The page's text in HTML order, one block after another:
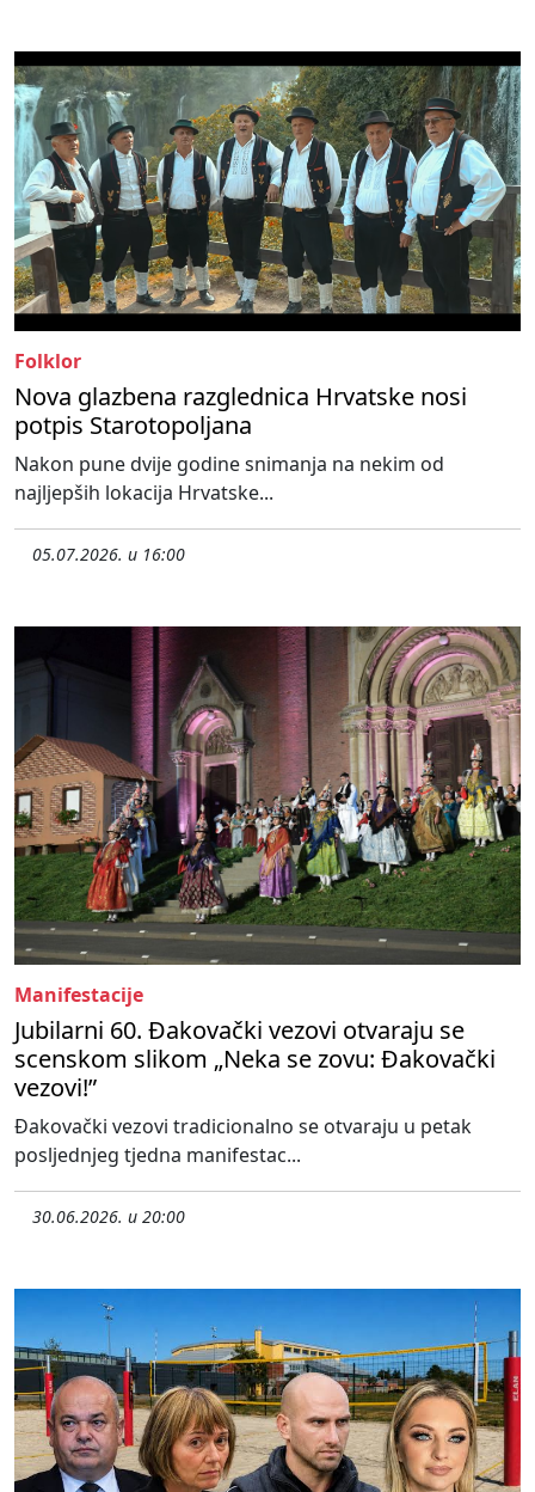
Folklor
Nova glazbena razglednica Hrvatske nosi
potpis Starotopoljana
Nakon pune dvije godine snimanja na nekim od
najljepših lokacija Hrvatske...
05.07.2026. u 16:00
Manifestacije
Jubilarni 60. Đakovački vezovi otvaraju se
scenskom slikom „Neka se zovu: Đakovački
vezovi!”
Đakovački vezovi tradicionalno se otvaraju u petak
posljednjeg tjedna manifestac...
30.06.2026. u 20:00